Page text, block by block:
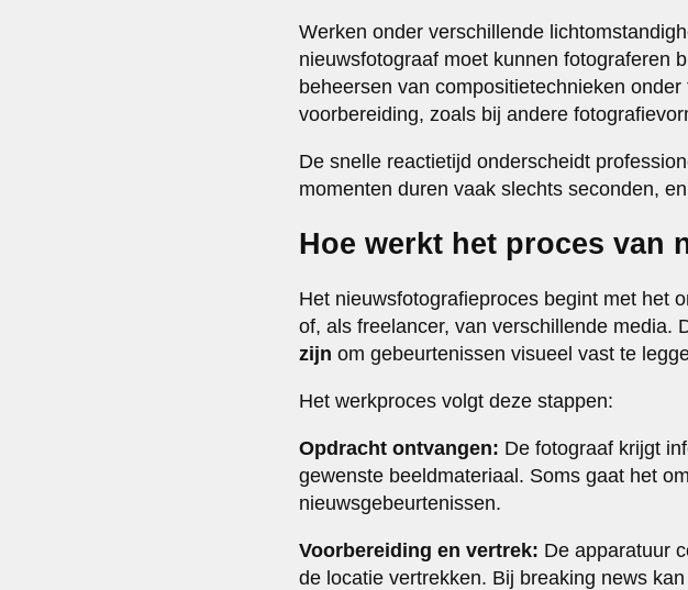
Werken onder verschillende
nieuwsfotograaf moet kunnen fotograferen
beheersen van compositietechnieken
voorbereiding, zoals bij andere
De snelle reactietijd onderscheidt
momenten duren vaak slechts seconden,
Hoe werkt het proces van
Het nieuwsfotografieproces begint met het
of, als freelancer, van verschillende media.
zijn om gebeurtenissen visueel vast te
Het werkproces volgt deze stappen:
Opdracht ontvangen: De fotograaf krijgt
gewenste beeldmateriaal. Soms gaat het
nieuwsgebeurtenissen.
Voorbereiding en vertrek: De apparatuur
de locatie vertrekken. Bij breaking news